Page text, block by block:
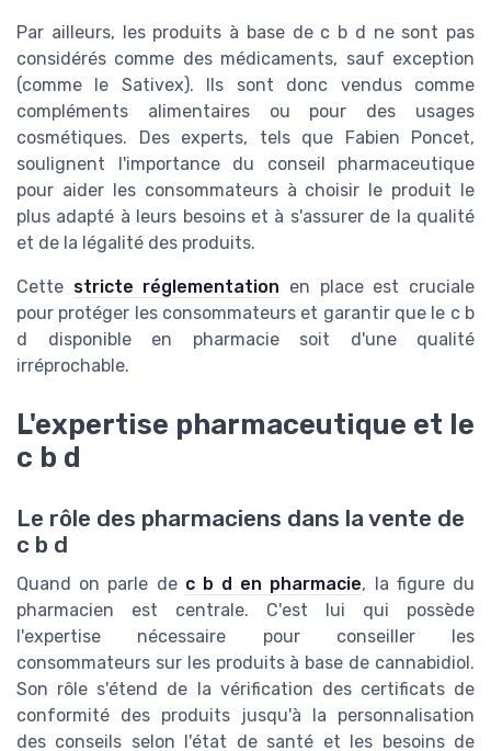
Par ailleurs, les produits à base de c b d ne sont pas
considérés comme des médicaments, sauf exception
(comme le Sativex). Ils sont donc vendus comme
compléments alimentaires ou pour des usages
cosmétiques. Des experts, tels que Fabien Poncet,
soulignent l'importance du conseil pharmaceutique
pour aider les consommateurs à choisir le produit le
plus adapté à leurs besoins et à s'assurer de la qualité
et de la légalité des produits.
Cette stricte réglementation en place est cruciale
pour protéger les consommateurs et garantir que le c b
d disponible en pharmacie soit d'une qualité
irréprochable.
L'expertise pharmaceutique et le
c b d
Le rôle des pharmaciens dans la vente de
c b d
Quand on parle de c b d en pharmacie, la figure du
pharmacien est centrale. C'est lui qui possède
l'expertise nécessaire pour conseiller les
consommateurs sur les produits à base de cannabidiol.
Son rôle s'étend de la vérification des certificats de
conformité des produits jusqu'à la personnalisation
des conseils selon l'état de santé et les besoins de